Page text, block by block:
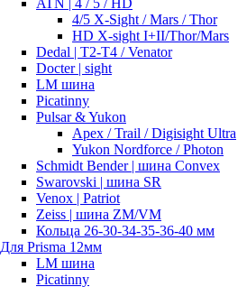
ATN | 4 / 5 / HD
4/5 X-Sight / Mars / Thor
HD X-sight I+II/Thor/Mars
Dedal | T2-T4 / Venator
Docter | sight
LM шина
Picatinny
Pulsar & Yukon
Apex / Trail / Digisight Ultra
Yukon Nordforce / Photon
Schmidt Bender | шина Convex
Swarovski | шина SR
Venox | Patriot
Zeiss | шина ZM/VM
Кольца 26-30-34-35-36-40 мм
Для Prisma 12мм
LM шина
Picatinny